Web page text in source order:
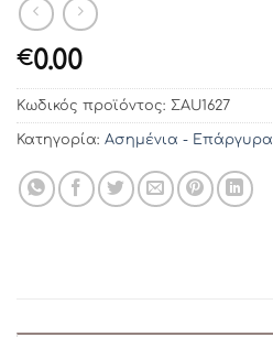
€0.00
Κωδικός προϊόντος: ΣAU1627
Κατηγορία: Ασημένια - Επάργυρα